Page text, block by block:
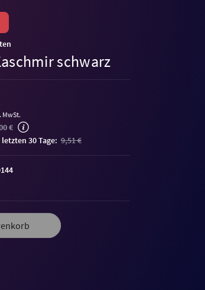
schwarz
MwSt.
€
30 Tage: 9,51 €